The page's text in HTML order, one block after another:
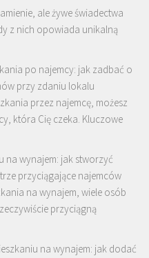
ale żywe świadectwa
z nich opowiada unikalną
po najemcy: jak zadbać o
przy zdaniu lokalu
przez najemcę, możesz
która Cię czeka. Kluczowe
na wynajem: jak stworzyć
przyciągające najemców
na wynajem, wiele osób
przyciągną
na wynajem: jak dodać